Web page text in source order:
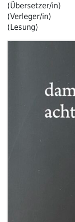
(Übersetzer/in)
(Verleger/in)
(Lesung)